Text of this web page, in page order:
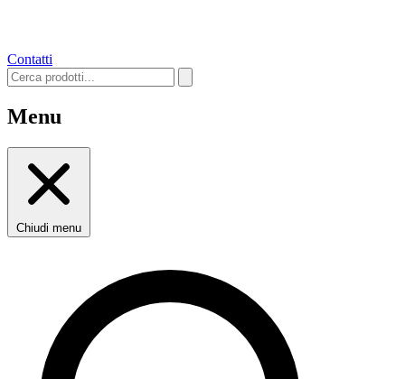
Contatti
Menu
Chiudi menu